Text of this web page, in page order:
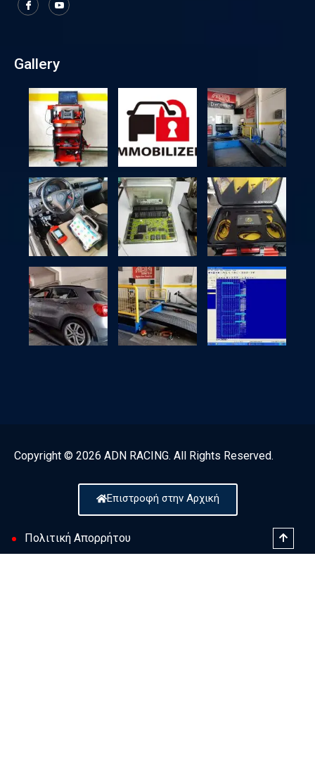
Gallery
Copyright © 2026 ADN RACING. All Rights Reserved.
Επιστροφή στην Αρχική
Πολιτική Απορρήτου